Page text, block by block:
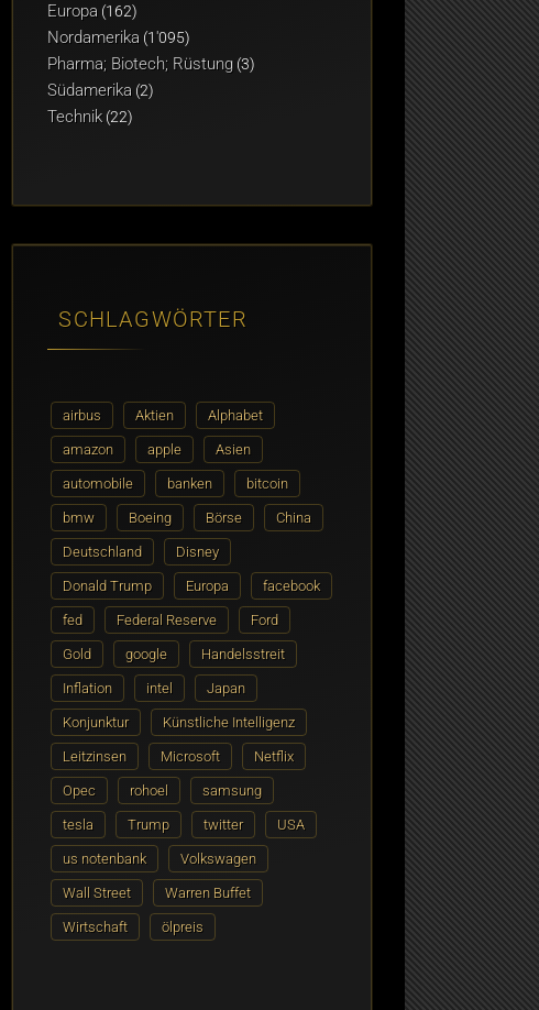
Europa (162)
Nordamerika (1'095)
Pharma; Biotech; Rüstung (3)
Südamerika (2)
Technik (22)
SCHLAGWÖRTER
airbus Aktien Alphabet
amazon apple Asien
automobile banken bitcoin
bmw Boeing Börse China
Deutschland Disney
Donald Trump Europa facebook
fed Federal Reserve Ford
Gold google Handelsstreit
Inflation intel Japan
Konjunktur Künstliche Intelligenz
Leitzinsen Microsoft Netflix
Opec rohoel samsung
tesla Trump twitter USA
us notenbank Volkswagen
Wall Street Warren Buffet
Wirtschaft ölpreis